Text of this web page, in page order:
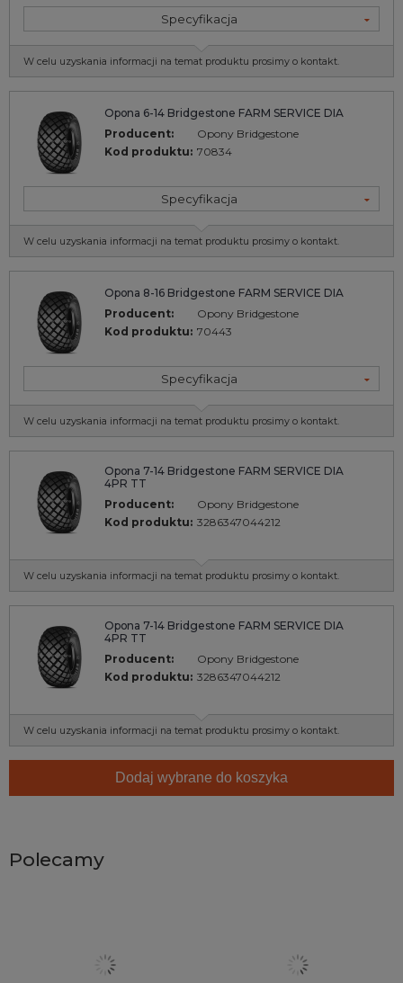
Specyfikacja
W celu uzyskania informacji na temat produktu prosimy o kontakt.
Opona 6-14 Bridgestone FARM SERVICE DIA
Producent:
Opony Bridgestone
Kod produktu: 70834
Specyfikacja
W celu uzyskania informacji na temat produktu prosimy o kontakt.
Opona 8-16 Bridgestone FARM SERVICE DIA
Producent:
Opony Bridgestone
Kod produktu: 70443
Specyfikacja
W celu uzyskania informacji na temat produktu prosimy o kontakt.
Opona 7-14 Bridgestone FARM SERVICE DIA
4PR TT
Producent:
Opony Bridgestone
Kod produktu: 3286347044212
W celu uzyskania informacji na temat produktu prosimy o kontakt.
Opona 7-14 Bridgestone FARM SERVICE DIA
4PR TT
Producent:
Opony Bridgestone
Kod produktu: 3286347044212
W celu uzyskania informacji na temat produktu prosimy o kontakt.
Dodaj wybrane do koszyka
Polecamy